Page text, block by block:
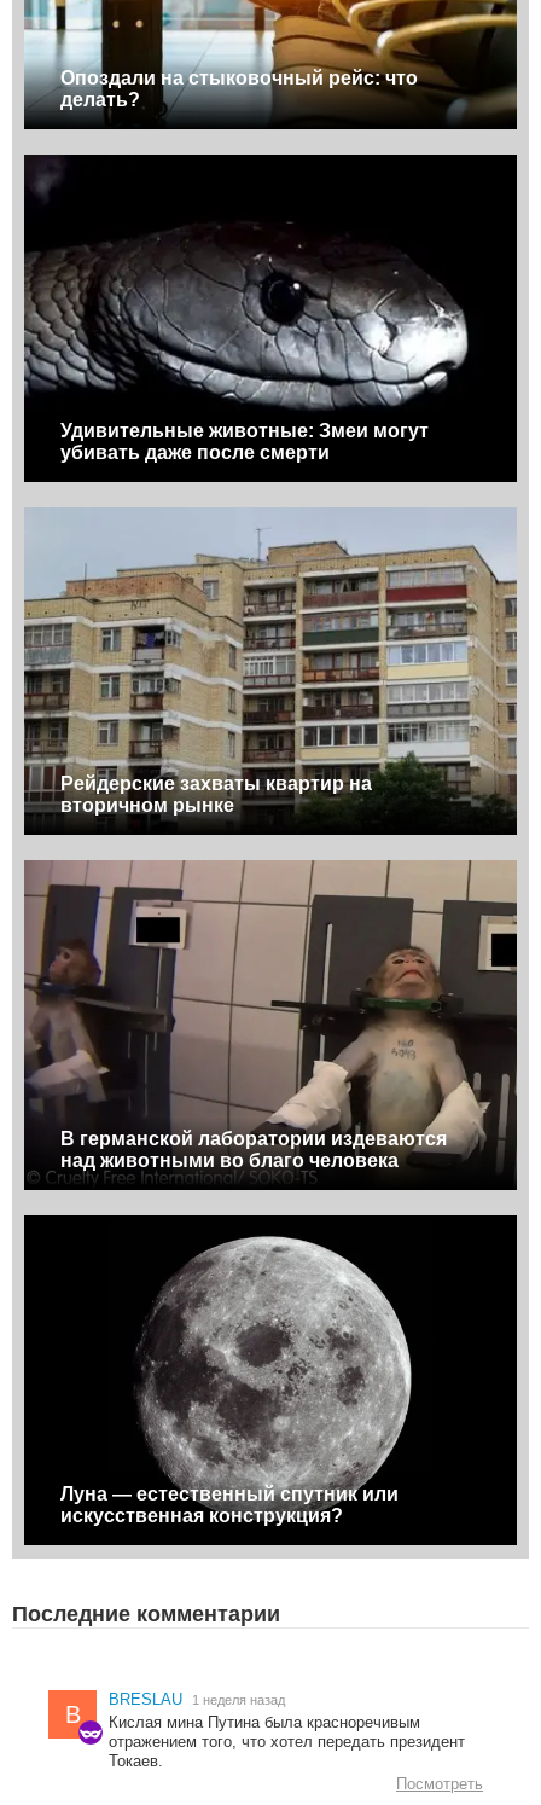
Опоздали на стыковочный рейс: что
делать?
Удивительные животные: Змеи могут
убивать даже после смерти
Рейдерские захваты квартир на
вторичном рынке
В германской лаборатории издеваются
над животными во благо человека
Луна — естественный спутник или
искусственная конструкция?
Последние комментарии
B
BRESLAU 1 неделя назад
Кислая мина Путина была красноречивым
отражением того, что хотел передать президент
Токаев.
Посмотреть